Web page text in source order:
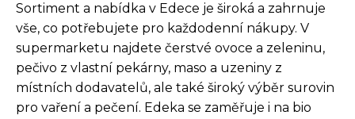
Sortiment a nabídka v Edece je široká a zahrnuje
vše, co potřebujete pro každodenní nákupy. V
supermarketu najdete čerstvé ovoce a zeleninu,
pečivo z vlastní pekárny, maso a uzeniny z
místních dodavatelů, ale také široký výběr surovin
pro vaření a pečení. Edeka se zaměřuje i na bio